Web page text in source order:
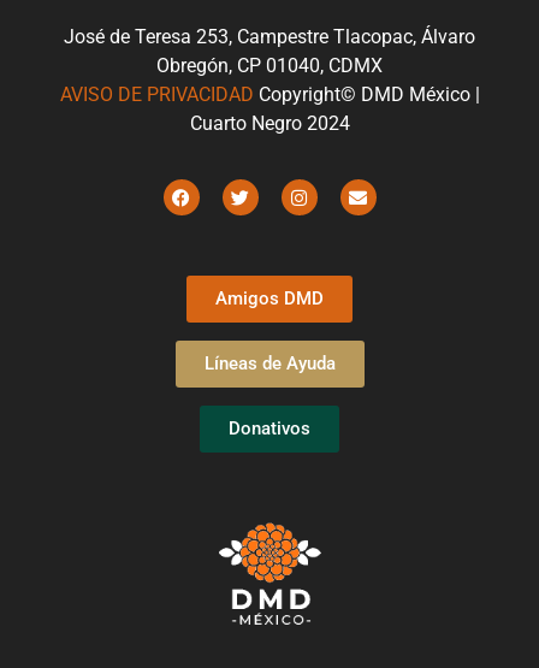
José de Teresa 253, Campestre Tlacopac, Álvaro
Obregón, CP 01040, CDMX
AVISO DE PRIVACIDAD Copyright© DMD México |
Cuarto Negro 2024
Amigos DMD
Líneas de Ayuda
Donativos